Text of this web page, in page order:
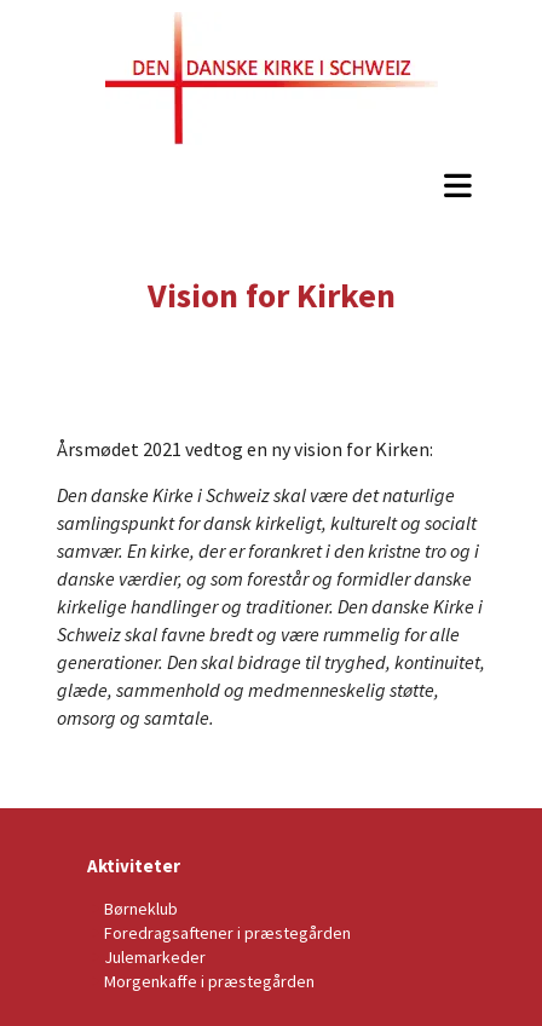
Vision for Kirken
Årsmødet 2021 vedtog en ny vision for Kirken:
Den danske Kirke i Schweiz skal være det naturlige
samlingspunkt for dansk kirkeligt, kulturelt og socialt
samvær. En kirke, der er forankret i den kristne tro og i
danske værdier, og som forestår og formidler danske
kirkelige handlinger og traditioner. Den danske Kirke i
Schweiz skal favne bredt og være rummelig for alle
generationer. Den skal bidrage til tryghed, kontinuitet,
glæde, sammenhold og medmenneskelig støtte,
omsorg og samtale.
Aktiviteter
Børneklub
Foredragsaftener i præstegården
Julemarkeder
Morgenkaffe i præstegården